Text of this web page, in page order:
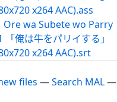
x264 AAC).ass
Ore wa Subete wo Parry
俺は牛をパリイする」
x264 AAC).srt
files —Search MAL—